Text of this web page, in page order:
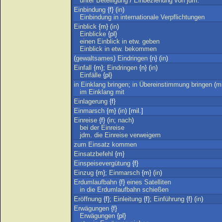
Einbindung {f} (in)
Einbindung in internationale Verpflichtungen
Einblick {m} (in)
Einblicke {pl}
einen Einblick in etw. geben
Einblick in etw. bekommen
(gewaltsames) Eindringen {n} (in)
Einfall {m}; Eindringen {n} (in)
Einfälle {pl}
in Einklang bringen; in Übereinstimmung bringen (
im Einklang mit
Einlagerung {f}
Einmarsch {m} (in) [mil.]
Einreise {f} (in; nach)
bei der Einreise
jdm. die Einreise verweigern
zum Einsatz kommen
Einsatzbefehl {m}
Einspeisevergütung {f}
Einzug {m}; Einmarsch {m} (in)
Erdumlaufbahn {f} eines Satelliten
in die Erdumlaufbahn schießen
Eröffnung {f}; Einleitung {f}; Einführung {f} (in)
Erwägungen {f}
Erwägungen {pl}